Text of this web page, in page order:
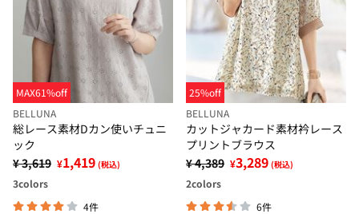
MAX61%off
BELLUNA
総レース素材Dカン使いチュニ
ック
¥ 3,619 ¥1,419 (税込)
3colors
4件
25%off
BELLUNA
カットジャカード素材衿レース
プリントブラウス
¥ 4,389 ¥3,289 (税込)
2colors
6件